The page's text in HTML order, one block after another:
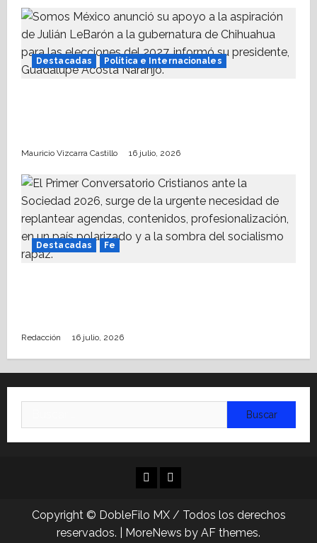
Destacadas Política e Internacionales
Mauricio Vizcarra Castillo 16 julio, 2026
Destacadas Fe
Redacción 16 julio, 2026
FacebookLinkedin
Copyright © DobleFilo MX / Todos los derechos
reservados.
MoreNews by AF themes.